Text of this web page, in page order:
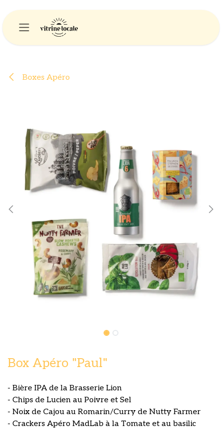
Boxes Apéro
Box Apéro "Paul"
- Bière IPA de la Brasserie Lion
- Chips de Lucien au Poivre et Sel
- Noix de Cajou au Romarin/Curry de Nutty Farmer
- Crackers Apéro MadLab à la Tomate et au basilic